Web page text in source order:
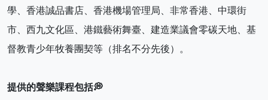
學、香港誠品書店、香港機場管理局、非常香港、中環街
市、西九文化區、港鐵藝術舞臺、建造業議會零碳天地、基
督教青少年牧養團契等（排名不分先後）。
提供的聲樂課程包括💭